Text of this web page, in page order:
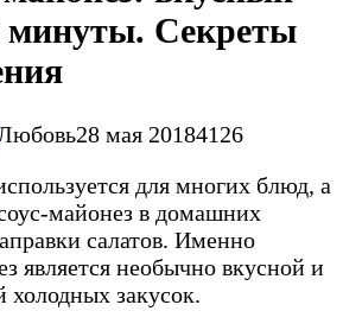
минуты. Секреты
28 мая 20184126
для многих блюд, а
майонез в домашних
салатов. Именно
является необычно вкусной и
холодных закусок.